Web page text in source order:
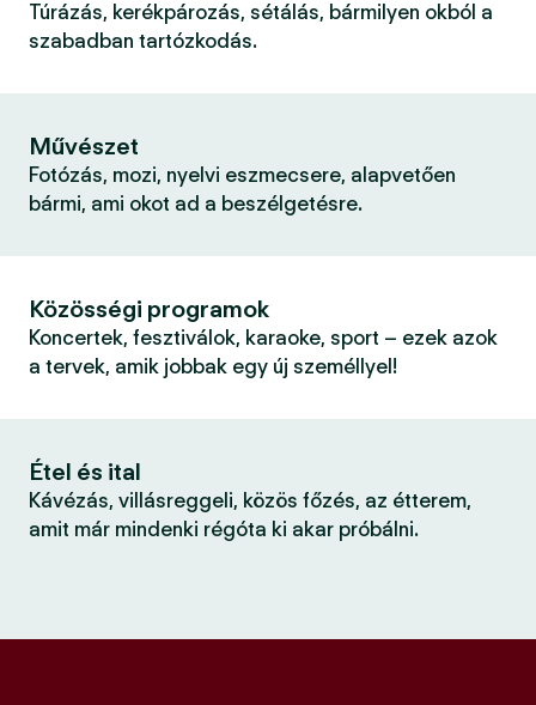
Túrázás, kerékpározás, sétálás, bármilyen okból a
szabadban tartózkodás.
Művészet
Fotózás, mozi, nyelvi eszmecsere, alapvetően
bármi, ami okot ad a beszélgetésre.
Közösségi programok
Koncertek, fesztiválok, karaoke, sport – ezek azok
a tervek, amik jobbak egy új személlyel!
Étel és ital
Kávézás, villásreggeli, közös főzés, az étterem,
amit már mindenki régóta ki akar próbálni.